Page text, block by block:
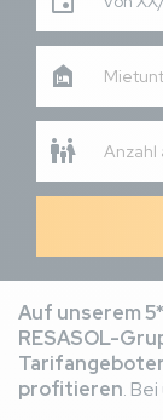
Anzahl
Auf unserem
RESASOL-
profitieren.